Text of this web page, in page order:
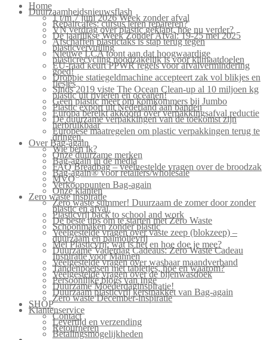
Home
Duurzaamheidsnieuwsflash
1 t/m 7 juni 2026 Week zonder afval
Repaircafés: cursus leren repareren?
VN verdrag over plastic geklapt, hoe nu verder?
De jaarlijkse Week Zonder Afval: 19-25 mei 2025
Afschaffen plastictaks is stap terug tegen
plasticvervuiling
Nieuwe LCA toont aan dat hoogwaardige
plasticrecycling noodzakelijk is voor klimaatdoelen
EU-raad keurt PPWR regels voor afvalvermindering
goed!
Droppie statiegeldmachine accepteert zak vol blikjes en
flesjes
Sinds 2019 viste The Ocean Clean-up al 10 miljoen kg
plastic uit rivieren en oceanen!
Geen plastic meer om komkommers bij Jumbo
Plastic export uit Nederland aan banden
Europa bereikt akkoord over verpakkingsafval reductie
De duurzame verpakkingen van de toekomst zijn
herbruikbaar
Europese maatregelen om plastic verpakkingen terug te
dringen.
Over Bag-again
Wie ben ik?
Onze duurzame merken
Bag-again in de media
FAQ Breadbag – veelgestelde vragen over de broodzak
Bag-again® voor retailers/wholesale
MVO
Verkooppunten Bag-again
Onze klanten
Zero waste inspiratie
Zero waste summer! Duurzaam de zomer door zonder
plastic en afval.
Plasticvrij back to school and work
De beste tips om te starten met Zero Waste
Schoonmaken zonder plastic
Veelgestelde vragen over vaste zeep (blokzeep) –
duurzaam en palmolievrij
Mei Plasticvrij: wat is het en hoe doe je mee?
Duurzame Vaderdag Cadeaus: Zero Waste Cadeau
Inspiratie voor Mannen
Veelgestelde vragen over wasbaar maandverband
Tandenpoetsen met tabletjes, hoe en waarom?
Veelgestelde vragen over de bijenwasdoek
Persoonlijke blogs van Inge
Duurzame Moederdaginspiratie!
Duurzaam plasticvrij kerstpakket van Bag-again
Zero waste December-inspiratie
SHOP
Klantenservice
Contact
Levertijd en verzending
Retourneren
Betalingsmogelijkheden